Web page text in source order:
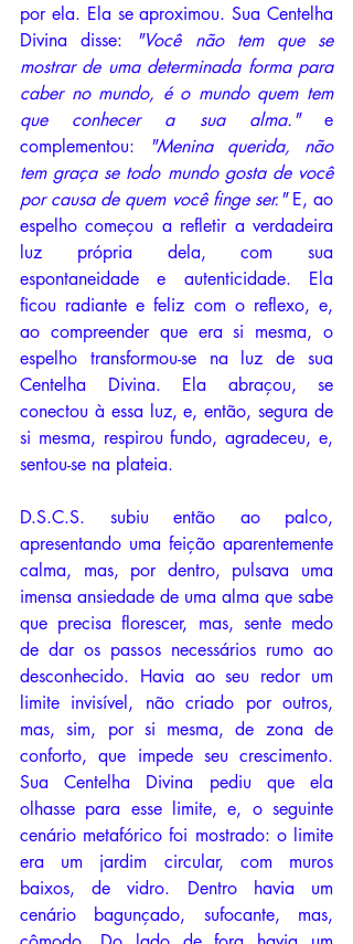
por ela. Ela se aproximou. Sua Centelha
Divina disse:
"Você não tem que se
mostrar de uma determinada forma para
caber no mundo, é o mundo quem tem
que conhecer a sua alma." e
complementou:
"Menina querida, não
tem graça se todo mundo gosta de você
por causa de quem você finge ser." E, ao
espelho começou a refletir a verdadeira
luz própria dela, com sua
espontaneidade e autenticidade. Ela
ficou radiante e feliz com o reflexo, e,
ao compreender que era si mesma, o
espelho transformou-se na luz de sua
Centelha Divina. Ela abraçou, se
conectou à essa luz, e, então, segura de
si mesma, respirou fundo, agradeceu, e,
sentou-se na plateia.
D.S.C.S. subiu então ao palco,
apresentando uma feição aparentemente
calma, mas, por dentro, pulsava uma
imensa ansiedade de uma alma que sabe
que precisa florescer, mas, sente medo
de dar os passos necessários rumo ao
desconhecido. Havia ao seu redor um
limite invisível, não criado por outros,
mas, sim, por si mesma, de zona de
conforto, que impede seu crescimento.
Sua Centelha Divina pediu que ela
olhasse para esse limite, e, o seguinte
cenário metafórico foi mostrado: o limite
era um jardim circular, com muros
baixos, de vidro. Dentro havia um
cenário bagunçado, sufocante, mas,